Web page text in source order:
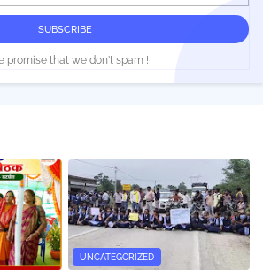
promise that we don't spam !
UNCATEGORIZED